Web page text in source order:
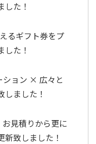
た！
るギフト券をプ
た！
ション × 広々と
ました！
お見積りから更に
致しました！